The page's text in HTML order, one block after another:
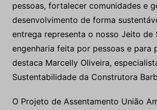
pessoas, fortalecer comunidades e
desenvolvimento de forma
entrega representa o nosso Jeito de
engenharia feita por pessoas e para
destaca Marcelly Oliveira,
Sustentabilidade da Construtora
O Projeto de Assentamento União